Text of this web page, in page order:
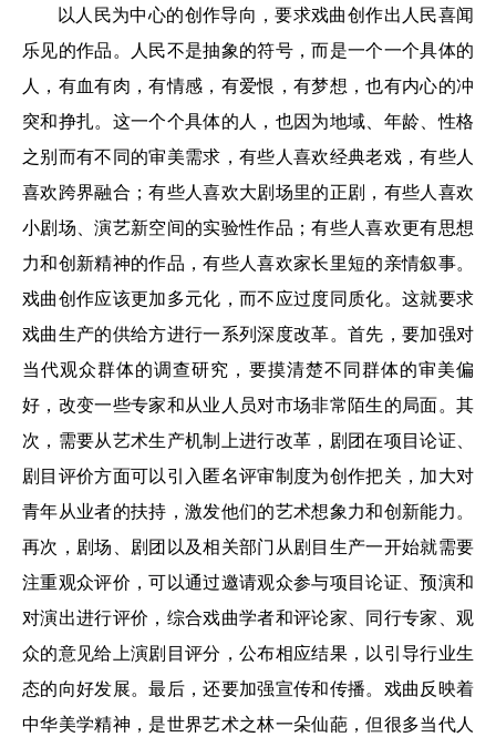
以人民为中心的创作导向，要求戏曲创作出人民喜闻
乐见的作品。人民不是抽象的符号，而是一个一个具体的
人，有血有肉，有情感，有爱恨，有梦想，也有内心的冲
突和挣扎。这一个个具体的人，也因为地域、年龄、性格
之别而有不同的审美需求，有些人喜欢经典老戏，有些人
喜欢跨界融合；有些人喜欢大剧场里的正剧，有些人喜欢
小剧场、演艺新空间的实验性作品；有些人喜欢更有思想
力和创新精神的作品，有些人喜欢家长里短的亲情叙事。
戏曲创作应该更加多元化，而不应过度同质化。这就要求
戏曲生产的供给方进行一系列深度改革。首先，要加强对
当代观众群体的调查研究，要摸清楚不同群体的审美偏
好，改变一些专家和从业人员对市场非常陌生的局面。其
次，需要从艺术生产机制上进行改革，剧团在项目论证、
剧目评价方面可以引入匿名评审制度为创作把关，加大对
青年从业者的扶持，激发他们的艺术想象力和创新能力。
再次，剧场、剧团以及相关部门从剧目生产一开始就需要
注重观众评价，可以通过邀请观众参与项目论证、预演和
对演出进行评价，综合戏曲学者和评论家、同行专家、观
众的意见给上演剧目评分，公布相应结果，以引导行业生
态的向好发展。最后，还要加强宣传和传播。戏曲反映着
中华美学精神，是世界艺术之林一朵仙葩，但很多当代人